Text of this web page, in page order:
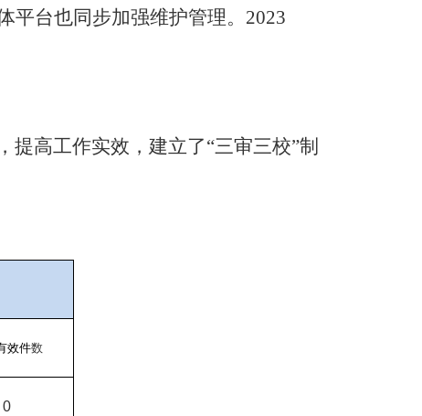
台也同步加强维护管理。 2023
高工作实效，建立了“三审三校”制
效件数
0